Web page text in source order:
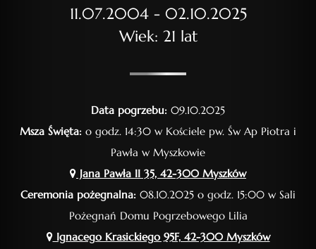
11.07.2004 - 02.10.2025
Wiek: 21 lat
Data pogrzebu: 09.10.2025
Msza Święta: o godz. 14:30 w Kościele pw. Św Ap Piotra i
Pawła w Myszkowie
Jana Pawła II 35, 42-300 Myszków
Ceremonia pożegnalna: 08.10.2025 o godz. 15:00 w Sali
Pożegnań Domu Pogrzebowego Lilia
Ignacego Krasickiego 95F, 42-300 Myszków